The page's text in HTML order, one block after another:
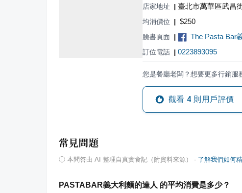
店家地址 | 臺北市萬華區武昌
均消價位 | $250
臉書頁面 | The Pasta Bar
訂位電話 | 0223893095
您是餐廳老闆？想要更多行銷服
觀看 4 則用戶評價
常見問題
ⓘ 本問答由 AI 整理自真實食記（附資料來源） · 了解我們如何
PASTABAR義大利麵的達人 的平均消費是多少？